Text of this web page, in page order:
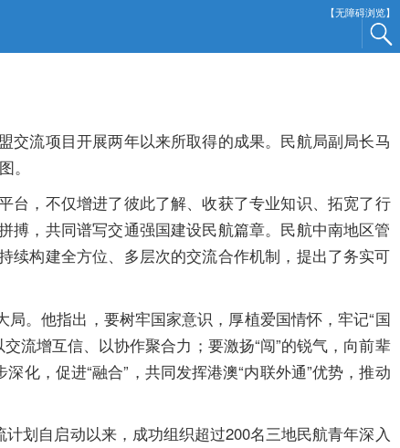
【无障碍浏览】
交流项目开展两年以来所取得的成果。民航局副局长马
。
台，不仅增进了彼此了解、收获了专业知识、拓宽了行
搏，共同谱写交通强国建设民航篇章。民航中南地区管
续构建全方位、多层次的交流合作机制，提出了务实可
。他指出，要树牢国家意识，厚植爱国情怀，牢记“国
流增互信、以协作聚合力；要激扬“闯”的锐气，向前辈
化，促进“融合”，共同发挥港澳“内联外通”优势，推动
计划自启动以来，成功组织超过200名三地民航青年深入